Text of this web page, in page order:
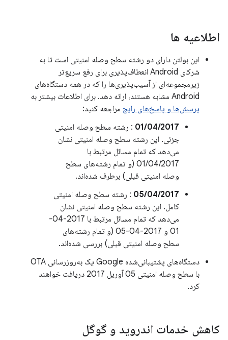
اطلاعیه ها
این بولتن دارای دو رشته سطح وصله امنیتی است تا به
شرکای Android انعطاف‌پذیری برای رفع سریع‌تر
زیرمجموعه‌ای از آسیب‌پذیری‌ها را که در همه دستگاه‌های
Android مشابه هستند، ارائه دهد. برای اطلاعات بیشتر به
پرسش‌ها و پاسخ‌های رایج مراجعه کنید:
01/04/2017 : رشته سطح وصله امنیتی
جزئی. این رشته سطح وصله امنیتی نشان
می‌دهد که تمام مسائل مرتبط با
01/04/2017 (و تمام رشته‌های سطح
وصله امنیتی قبلی) برطرف شده‌اند.
05/04/2017 : رشته سطح وصله امنیتی
کامل. این رشته سطح وصله امنیتی نشان
می‌دهد که تمام مسائل مرتبط با 2017-04-
01 و 2017-04-05 (و تمام رشته‌های
سطح وصله امنیتی قبلی) بررسی شده‌اند.
دستگاه‌های پشتیبانی‌شده Google یک به‌روزرسانی OTA
با سطح وصله امنیتی 05 آوریل 2017 دریافت خواهند
کرد.
کاهش خدمات اندروید و گوگل